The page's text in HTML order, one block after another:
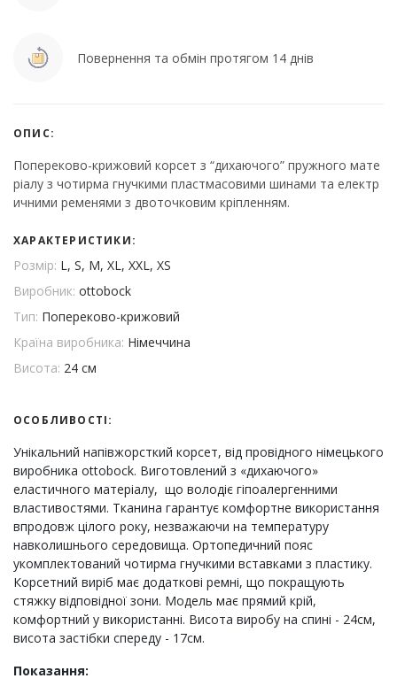
Повернення та обмін протягом 14 днів
ОПИС:
Попереково-крижовий корсет з “дихаючого” пружного мате
ріалу з чотирма гнучкими пластмасовими шинами та електр
ичними ременями з двоточковим кріпленням.
ХАРАКТЕРИСТИКИ:
Розмір: L, S, M, XL, XXL, XS
Виробник: ottobock
Тип: Попереково-крижовий
Країна виробника: Німеччина
Висота: 24 см
ОСОБЛИВОСТІ:
Унікальний напівжорсткий корсет, від провідного німецького
виробника ottobock. Виготовлений з «дихаючого»
еластичного матеріалу, що володіє гіпоалергенними
властивостями. Тканина гарантує комфортне використання
впродовж цілого року, незважаючи на температуру
навколишнього середовища. Ортопедичний пояс
укомплектований чотирма гнучкими вставками з пластику.
Корсетний виріб має додаткові ремні, що покращують
стяжку відповідної зони. Модель має прямий крій,
комфортний у використанні. Висота виробу на спині - 24см,
висота застібки спереду - 17см.
Показання: